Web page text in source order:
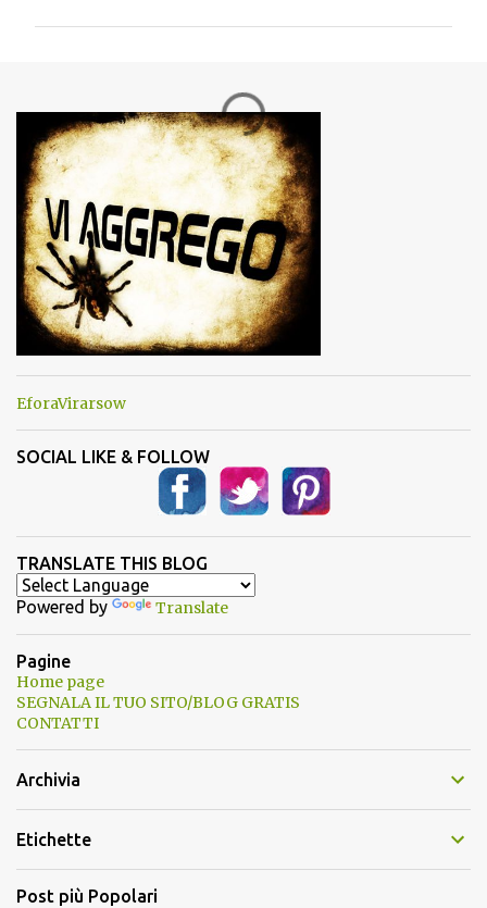
n
t
i
EforaVirarsow
SOCIAL LIKE & FOLLOW
TRANSLATE THIS BLOG
Powered by Translate
Pagine
Home page
SEGNALA IL TUO SITO/BLOG GRATIS
CONTATTI
Archivia
Etichette
Post più Popolari